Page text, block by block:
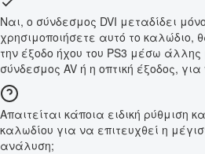
Ναι, ο σύνδεσμος DVI μεταδίδει
χρησιμοποιήσετε αυτό το καλώδιο,
την έξοδο ήχου του PS3 μέσω
σύνδεσμος AV ή η οπτική έξοδος,
Απαιτείται κάποια ειδική ρύθμιση
καλωδίου για να επιτευχθεί η
ανάλυση;